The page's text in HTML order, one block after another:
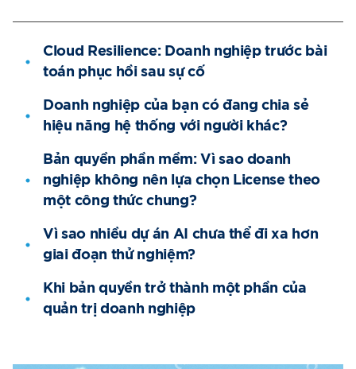
Cloud Resilience: Doanh nghiệp trước bài
toán phục hồi sau sự cố
Doanh nghiệp của bạn có đang chia sẻ
hiệu năng hệ thống với người khác?
Bản quyền phần mềm: Vì sao doanh
nghiệp không nên lựa chọn License theo
một công thức chung?
Vì sao nhiều dự án AI chưa thể đi xa hơn
giai đoạn thử nghiệm?
Khi bản quyền trở thành một phần của
quản trị doanh nghiệp